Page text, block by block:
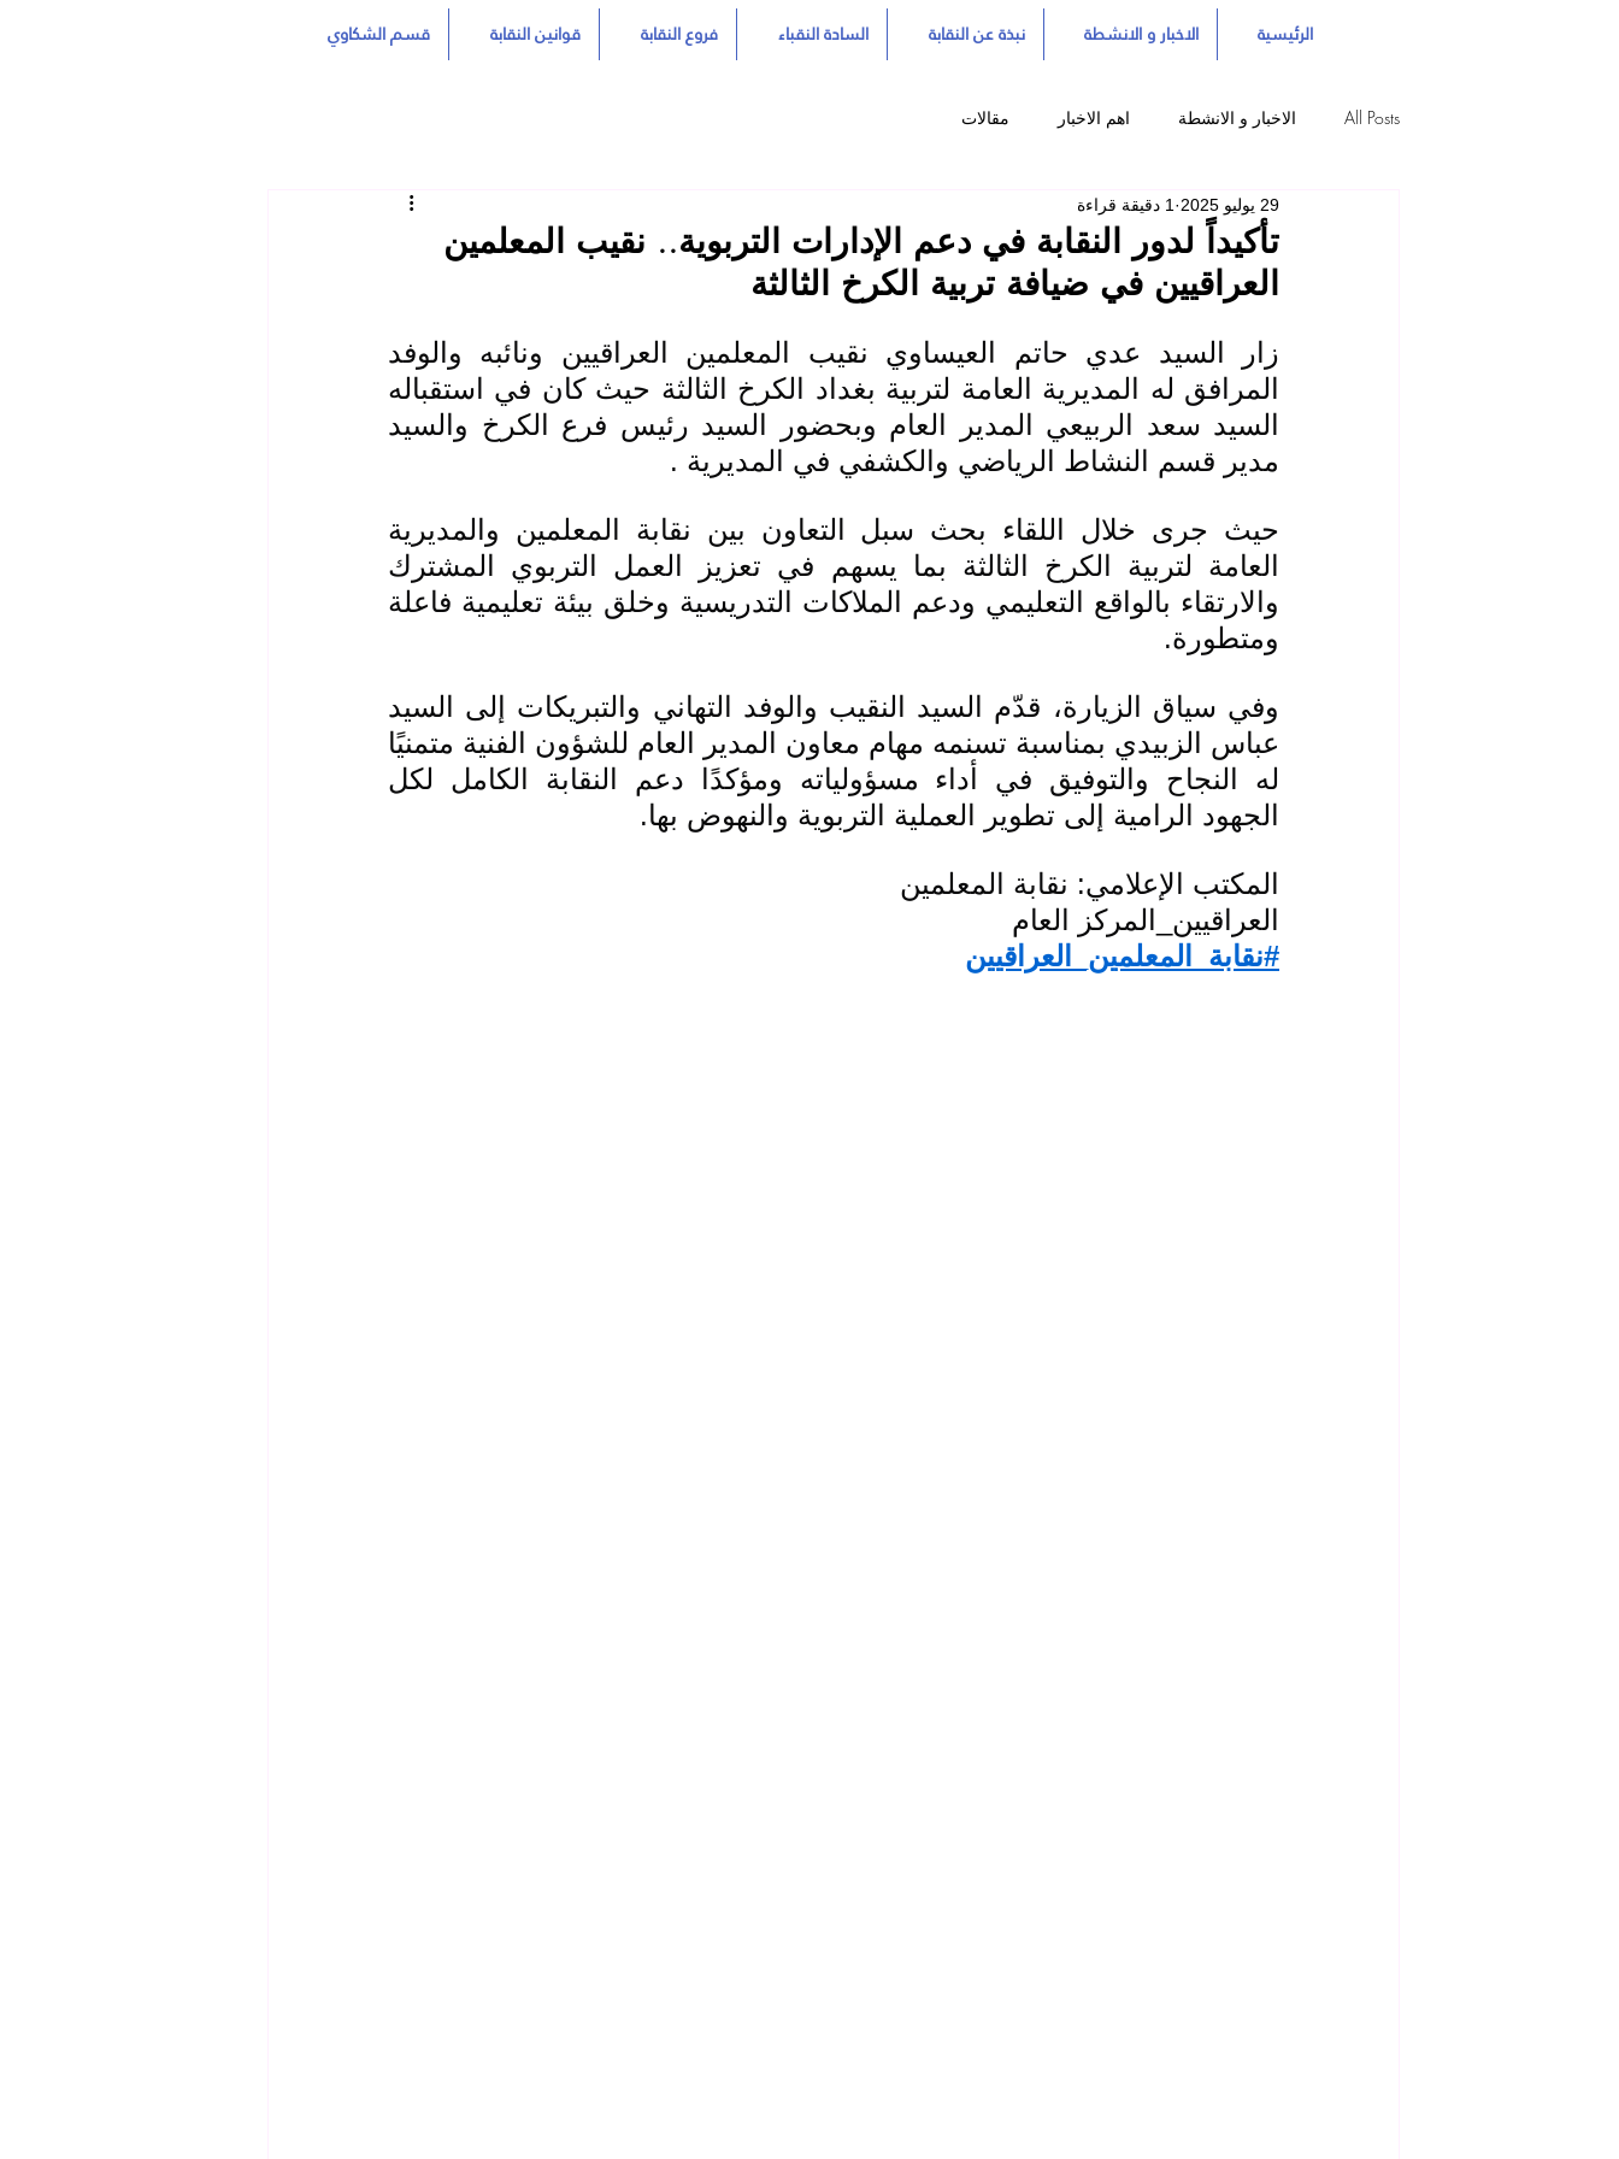
قسم الشكاوي قوانين النقابة فروع النقابة السادة النقباء نبذة عن النقابة الاخبار و الانشطة الرئيسية
All Posts الاخبار و الانشطة اهم الاخبار مقالات
تأكيداً لدور النقابة في دعم الإدارات التربوية.. نقيب المعلمين
العراقيين في ضيافة تربية الكرخ الثالثة
29 يوليو 2025 1 دقيقة قراءة
مدير قسم النشاط الرياضي والكشفي في المديرية .
ومتطورة.
الجهود الرامية إلى تطوير العملية التربوية والنهوض بها.
المكتب الإعلامي: نقابة المعلمين
العراقيين_المركز العام
#نقابة_المعلمين_العراقيين